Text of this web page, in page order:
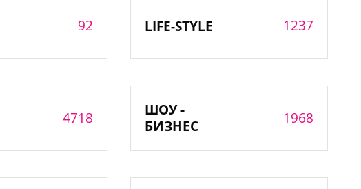
92 LIFE-STYLE 1237
4718
ШОУ -
БИЗНЕС
1968